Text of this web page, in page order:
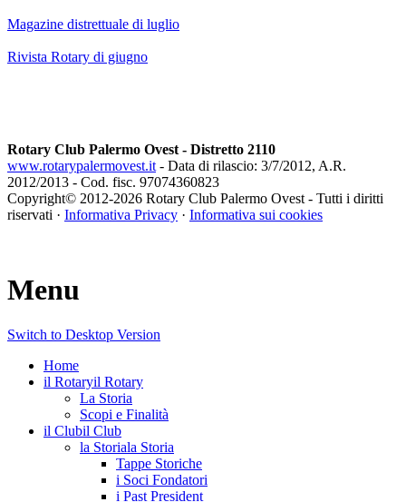
Magazine distrettuale di luglio
Rivista Rotary di giugno
Rotary Club Palermo Ovest - Distretto 2110
www.rotarypalermovest.it - Data di rilascio: 3/7/2012, A.R.
2012/2013 - Cod. fisc. 97074360823
Copyright© 2012-2026 Rotary Club Palermo Ovest - Tutti i diritti
riservati · Informativa Privacy · Informativa sui cookies
Menu
Switch to Desktop Version
Home
il Rotaryil Rotary
La Storia
Scopi e Finalità
il Clubil Club
la Storiala Storia
Tappe Storiche
i Soci Fondatori
i Past President